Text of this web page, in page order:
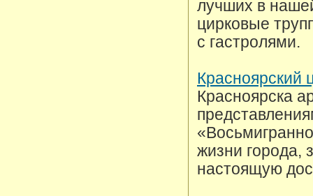
лучших в
цирковые
с гастролями.
Красноярский
Красноярска
жизни города,
настоящую